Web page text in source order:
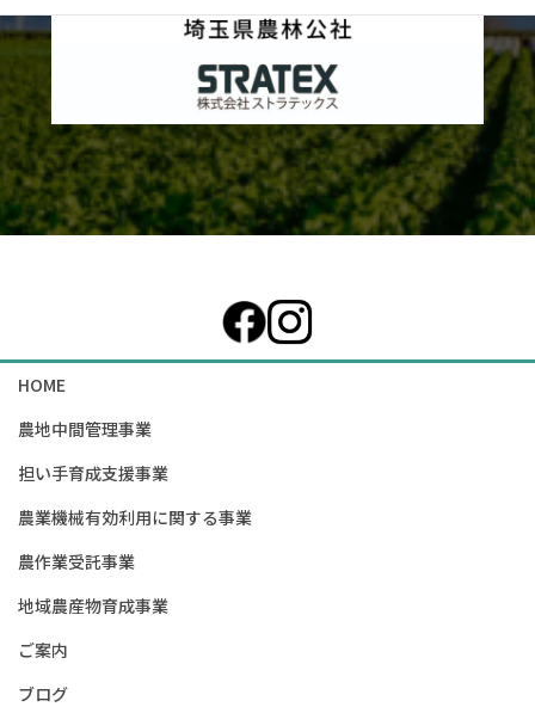
リ
ン
ク
HOME
農地中間管理事業
担い手育成支援事業
農業機械有効利用に関する事業
農作業受託事業
地域農産物育成事業
ご案内
ブログ